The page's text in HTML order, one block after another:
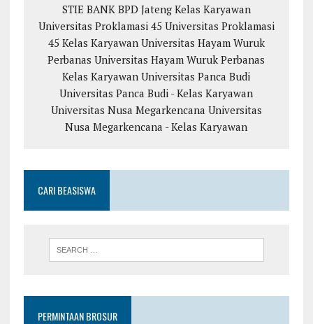
STIE BANK BPD Jateng Kelas Karyawan
Universitas Proklamasi 45 Universitas Proklamasi
45 Kelas Karyawan Universitas Hayam Wuruk
Perbanas Universitas Hayam Wuruk Perbanas
Kelas Karyawan Universitas Panca Budi
Universitas Panca Budi - Kelas Karyawan
Universitas Nusa Megarkencana Universitas
Nusa Megarkencana - Kelas Karyawan
CARI BEASISWA
PERMINTAAN BROSUR